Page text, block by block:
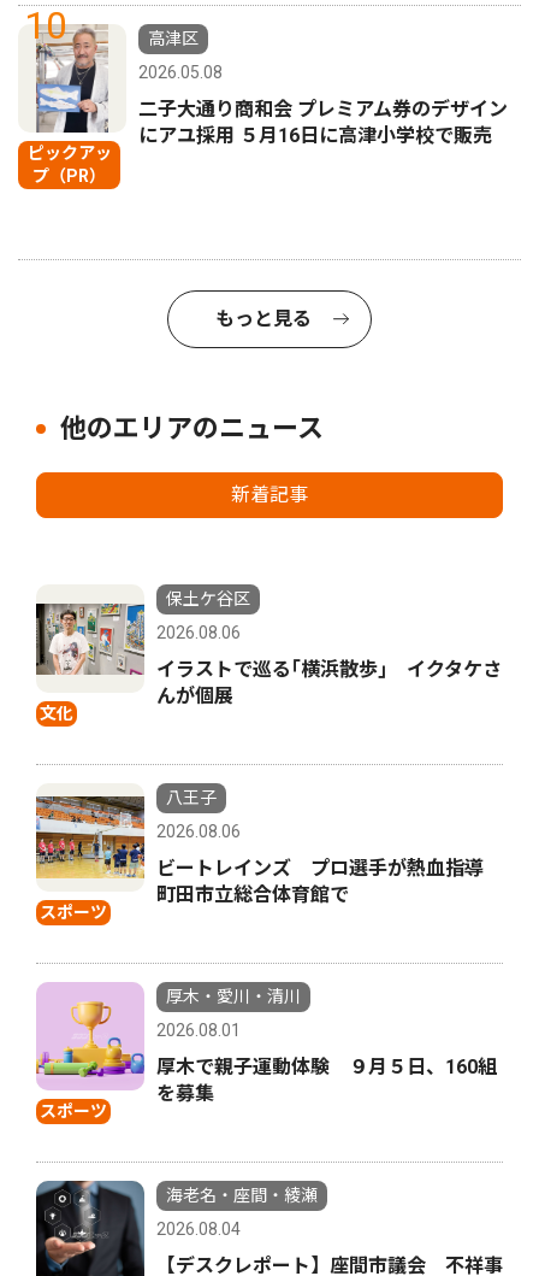
10
ピックアッ
プ（PR）
高津区
2026.05.08
二子大通り商和会 プレミアム券のデザイン
にアユ採用 ５月16日に高津小学校で販売
もっと見る
他のエリアのニュース
新着記事
文化
保土ケ谷区
2026.08.06
イラストで巡る｢横浜散歩｣ イクタケさ
んが個展
スポーツ
八王子
2026.08.06
ビートレインズ プロ選手が熱血指導
町田市立総合体育館で
スポーツ
厚木・愛川・清川
2026.08.01
厚木で親子運動体験 ９月５日、160組
を募集
海老名・座間・綾瀬
2026.08.04
【デスクレポート】座間市議会 不祥事